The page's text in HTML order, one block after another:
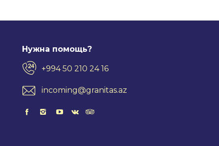
Нужна помощь?
+994 50 210 24 16
incoming@granitas.az